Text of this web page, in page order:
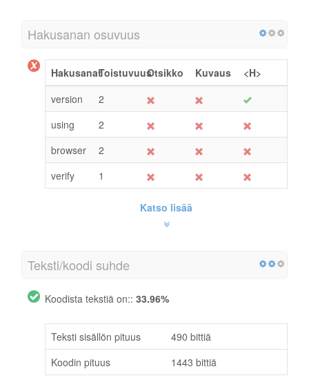
Hakusanan osuvuus
HakusanatToistuvuusOtsikko Kuvaus
<H>
version
2
using
2
browser
2
verify
1
Katso lisää
Teksti/koodi suhde
Koodista tekstiä on:: 33.96%
Teksti sisällön pituus
490 bittiä
Koodin pituus
1443 bittiä